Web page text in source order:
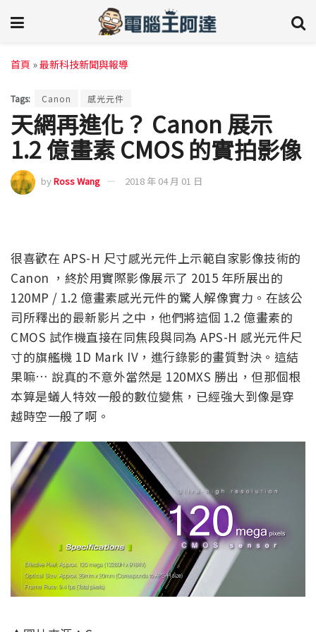
首頁 »最新科技新聞與報導
Tags: Canon 感光元件
天網再進化？ Canon 展示
1.2 億畫素 CMOS 的實拍影像
byRoss Wang 2018 年 04 月 01 日
很喜歡在 APS-H 尺寸感光元件上示範自家影像技術的
Canon ，終於用實際影像展示了 2015 年所展出的
120MP / 1.2 億畫素感光元件的驚人解像實力。在該公
司所釋出的最新影片之中，他們將這個 1.2 億畫素的
CMOS 試作機直接在同焦段與同為 APS-H 感光元件尺
寸的旗艦機 1D Mark IV，進行錄影的畫質對決。這結
果嘛… 說真的不意外當然是 120MXS 勝出，但那個根
本算是蟻人特效一般的數位變焦，已經強大到像是穿
越時空一般了啊。